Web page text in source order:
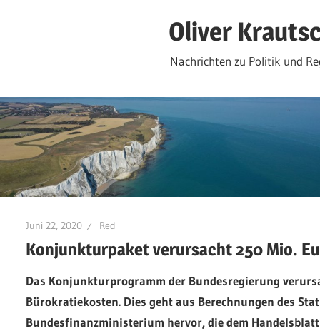
Oliver
Nachrichten zu Politik und
Juni 22, 2020 Red
Konjunkturpaket verursacht 250 Mio.
Das Konjunkturprogramm der Bundesregierung
Bürokratiekosten. Dies geht aus Berechnungen des
Bundesfinanzministerium hervor, die dem